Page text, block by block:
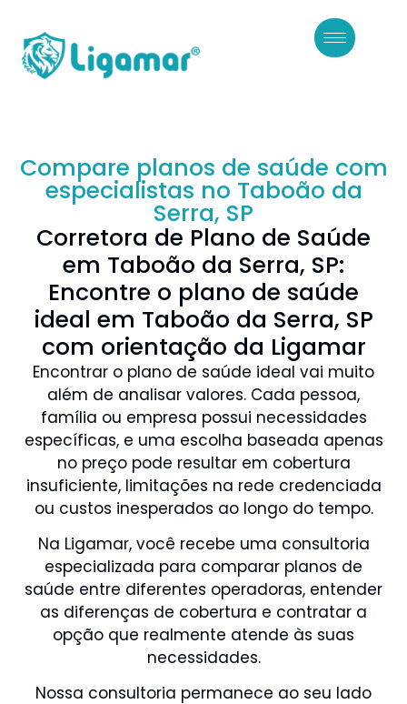
Compare planos de saúde com
especialistas no Taboão da
Serra, SP
Corretora de Plano de Saúde
em Taboão da Serra, SP:
Encontre o plano de saúde
ideal em Taboão da Serra, SP
com orientação da Ligamar
Encontrar o plano de saúde ideal vai muito
além de analisar valores. Cada pessoa,
família ou empresa possui necessidades
específicas, e uma escolha baseada apenas
no preço pode resultar em cobertura
insuficiente, limitações na rede credenciada
ou custos inesperados ao longo do tempo.
Na Ligamar, você recebe uma consultoria
especializada para comparar planos de
saúde entre diferentes operadoras, entender
as diferenças de cobertura e contratar a
opção que realmente atende às suas
necessidades.
Nossa consultoria permanece ao seu lado